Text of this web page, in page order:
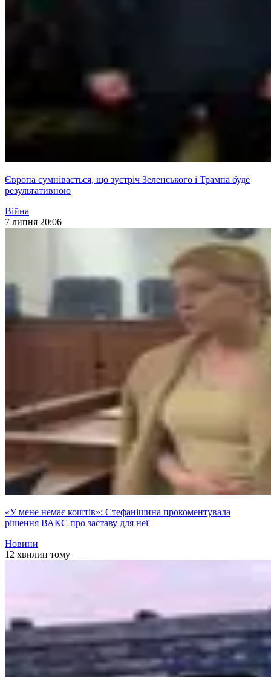
Європа сумнівається, що зустріч Зеленського і Трампа буде
результативною
Війна
7 липня 20:06
«У мене немає коштів»: Стефанішина прокоментувала
рішення ВАКС про заставу для неї
Новини
12 хвилин тому